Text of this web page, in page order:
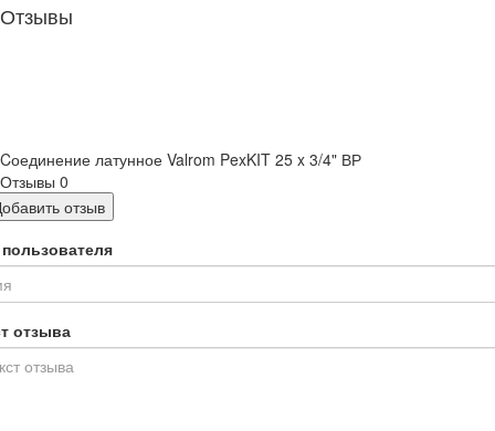
Отзывы
Cоединение латунное Valrom PexKIT 25 x 3/4" ВР
Отзывы 0
отзыв
отзыва